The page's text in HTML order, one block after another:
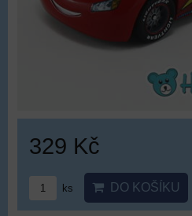
329 Kč
ks DO KOŠÍKU